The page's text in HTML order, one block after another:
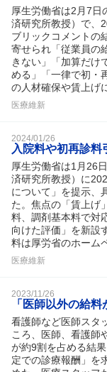
厚生労働省は2月7日
済研究所教授）で、
ブリックコメントの
寄せられ「従業員の
きない」「加算だけ
める」「一律で初・
の人材確保や賃上げ
医療維新
2024/01/26
入院料や初再診
厚生労働省は1月26
済研究所教授）に
について」を提示、
た。焦点の「賃上げ
料、調剤基本料で対
向けた評価」を新設
料は厚労省のホーム
医療維新
2023/11/26
「医師以外の給
看護師など医師スタ
ころ、医師、看護師
が約9割を占める結
定での診療報酬」を